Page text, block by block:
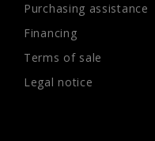
Purchasing assistance
Financing
Terms of sale
Legal notice